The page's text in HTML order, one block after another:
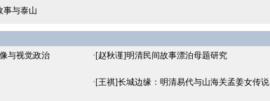
事与泰山
与视觉政治 ·[赵秋谨]明清民间故事漂泊母题研究
·[王祺]长城边缘：明清易代与山海关孟姜女传说